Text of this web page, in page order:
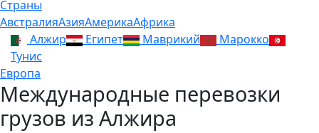
Страны
АвстралияАзияАмерикаАфрика
Алжир
Египет Маврикий
Марокко
Тунис
Европа
Международные перевозки
грузов из Алжира